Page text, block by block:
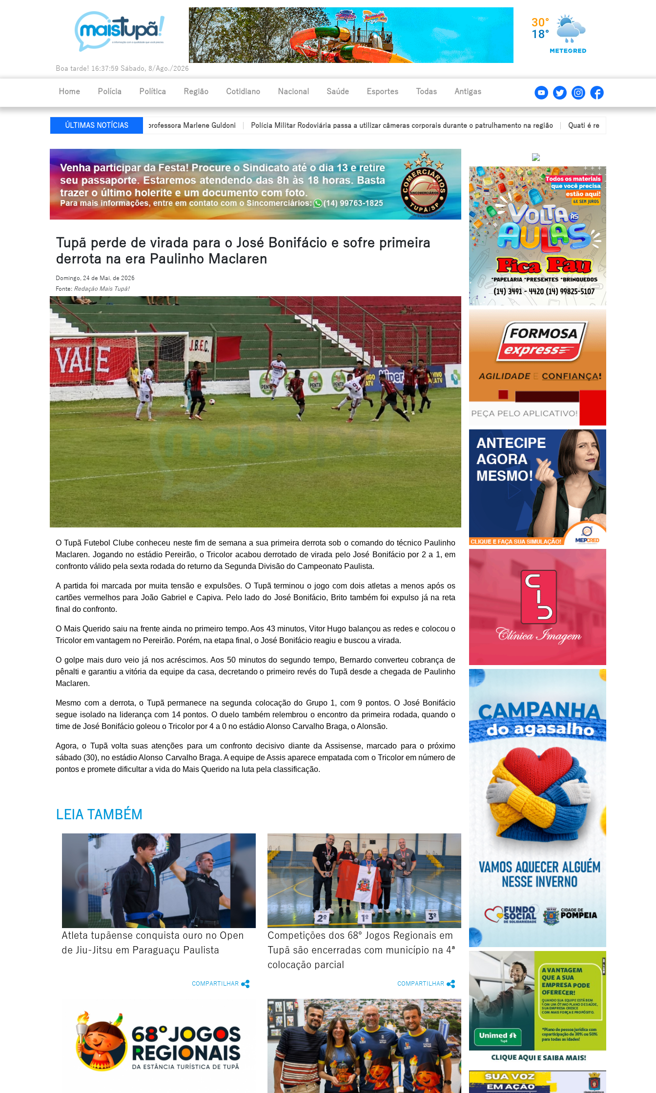
Boa tarde! 16:38:00 Sábado, 8/Ago./2026
Home Polícia Política Região Cotidiano Nacional Saúde Esportes Todas Antigas
ÚLTIMAS NOTÍCIAS
de Educação recebe nome da professora Marlene Guldoni Polícia Militar Rodoviária passa a utilizar câmeras corporais durante o patrulhamento na região Quati é resgatado após ficar com a
Tupã perde de virada para o José Bonifácio e sofre primeira
derrota na era Paulinho Maclaren
Domingo, 24 de Mai. de 2026
Fonte: Redação Mais Tupã!
O Tupã Futebol Clube conheceu neste fim de semana a sua primeira derrota sob o comando do técnico Paulinho
Maclaren. Jogando no estádio Pereirão, o Tricolor acabou derrotado de virada pelo José Bonifácio por 2 a 1, em
confronto válido pela sexta rodada do returno da Segunda Divisão do Campeonato Paulista.
A partida foi marcada por muita tensão e expulsões. O Tupã terminou o jogo com dois atletas a menos após os
cartões vermelhos para João Gabriel e Capiva. Pelo lado do José Bonifácio, Brito também foi expulso já na reta
final do confronto.
O Mais Querido saiu na frente ainda no primeiro tempo. Aos 43 minutos, Vitor Hugo balançou as redes e colocou o
Tricolor em vantagem no Pereirão. Porém, na etapa final, o José Bonifácio reagiu e buscou a virada.
O golpe mais duro veio já nos acréscimos. Aos 50 minutos do segundo tempo, Bernardo converteu cobrança de
pênalti e garantiu a vitória da equipe da casa, decretando o primeiro revés do Tupã desde a chegada de Paulinho
Maclaren.
Mesmo com a derrota, o Tupã permanece na segunda colocação do Grupo 1, com 9 pontos. O José Bonifácio
segue isolado na liderança com 14 pontos. O duelo também relembrou o encontro da primeira rodada, quando o
time de José Bonifácio goleou o Tricolor por 4 a 0 no estádio Alonso Carvalho Braga, o Alonsão.
Agora, o Tupã volta suas atenções para um confronto decisivo diante da Assisense, marcado para o próximo
sábado (30), no estádio Alonso Carvalho Braga. A equipe de Assis aparece empatada com o Tricolor em número de
pontos e promete dificultar a vida do Mais Querido na luta pela classificação.
LEIA TAMBÉM
Atleta tupãense conquista ouro no Open
de Jiu-Jitsu em Paraguaçu Paulista
COMPARTILHAR
Competições dos 68º Jogos Regionais em
Tupã são encerradas com município na 4ª
colocação parcial
COMPARTILHAR